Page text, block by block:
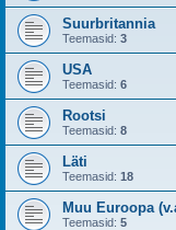
Suurbritannia
Teemasid: 3
USA
Teemasid: 6
Rootsi
Teemasid: 8
Läti
Teemasid: 18
Muu Euroopa
Teemasid: 5